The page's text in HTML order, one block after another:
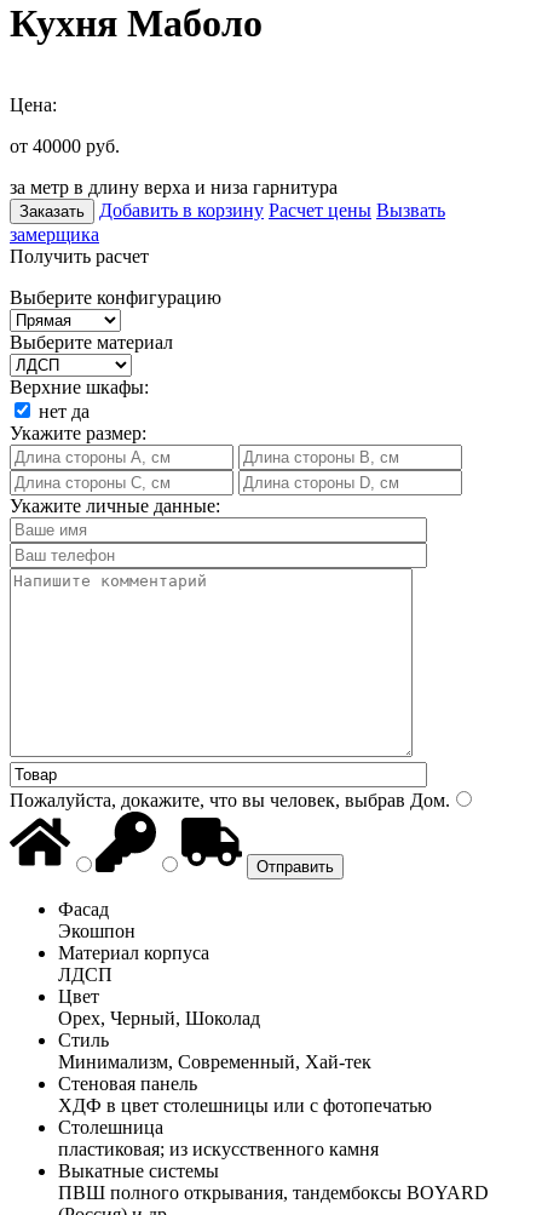
Кухня Маболо
Цена:
от 40000 руб.
за метр в длину верха и низа гарнитура
Заказать Добавить в корзину Расчет цены Вызвать
замерщика
Получить расчет
Выберите конфигурацию
Выберите материал
Верхние шкафы:
нет да
Укажите размер:
Укажите личные данные:
Пожалуйста, докажите, что вы человек, выбрав Дом.
Фасад
Экошпон
Материал корпуса
ЛДСП
Цвет
Орех, Черный, Шоколад
Стиль
Минимализм, Современный, Хай-тек
Стеновая панель
ХДФ в цвет столешницы или с фотопечатью
Столешница
пластиковая; из искусственного камня
Выкатные системы
ПВШ полного открывания, тандембоксы BOYARD